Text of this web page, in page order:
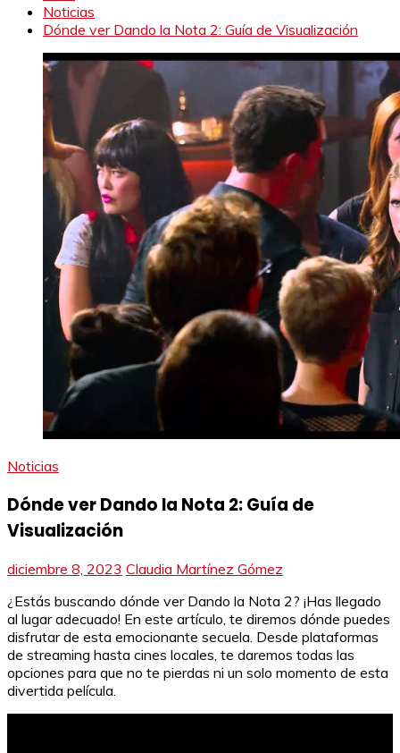
Noticias
Dónde ver Dando la Nota 2: Guía de Visualización
Noticias
Dónde ver Dando la Nota 2: Guía de
Visualización
diciembre 8, 2023 Claudia Martínez Gómez
¿Estás buscando dónde ver Dando la Nota 2? ¡Has llegado
al lugar adecuado! En este artículo, te diremos dónde puedes
disfrutar de esta emocionante secuela. Desde plataformas
de streaming hasta cines locales, te daremos todas las
opciones para que no te pierdas ni un solo momento de esta
divertida película.